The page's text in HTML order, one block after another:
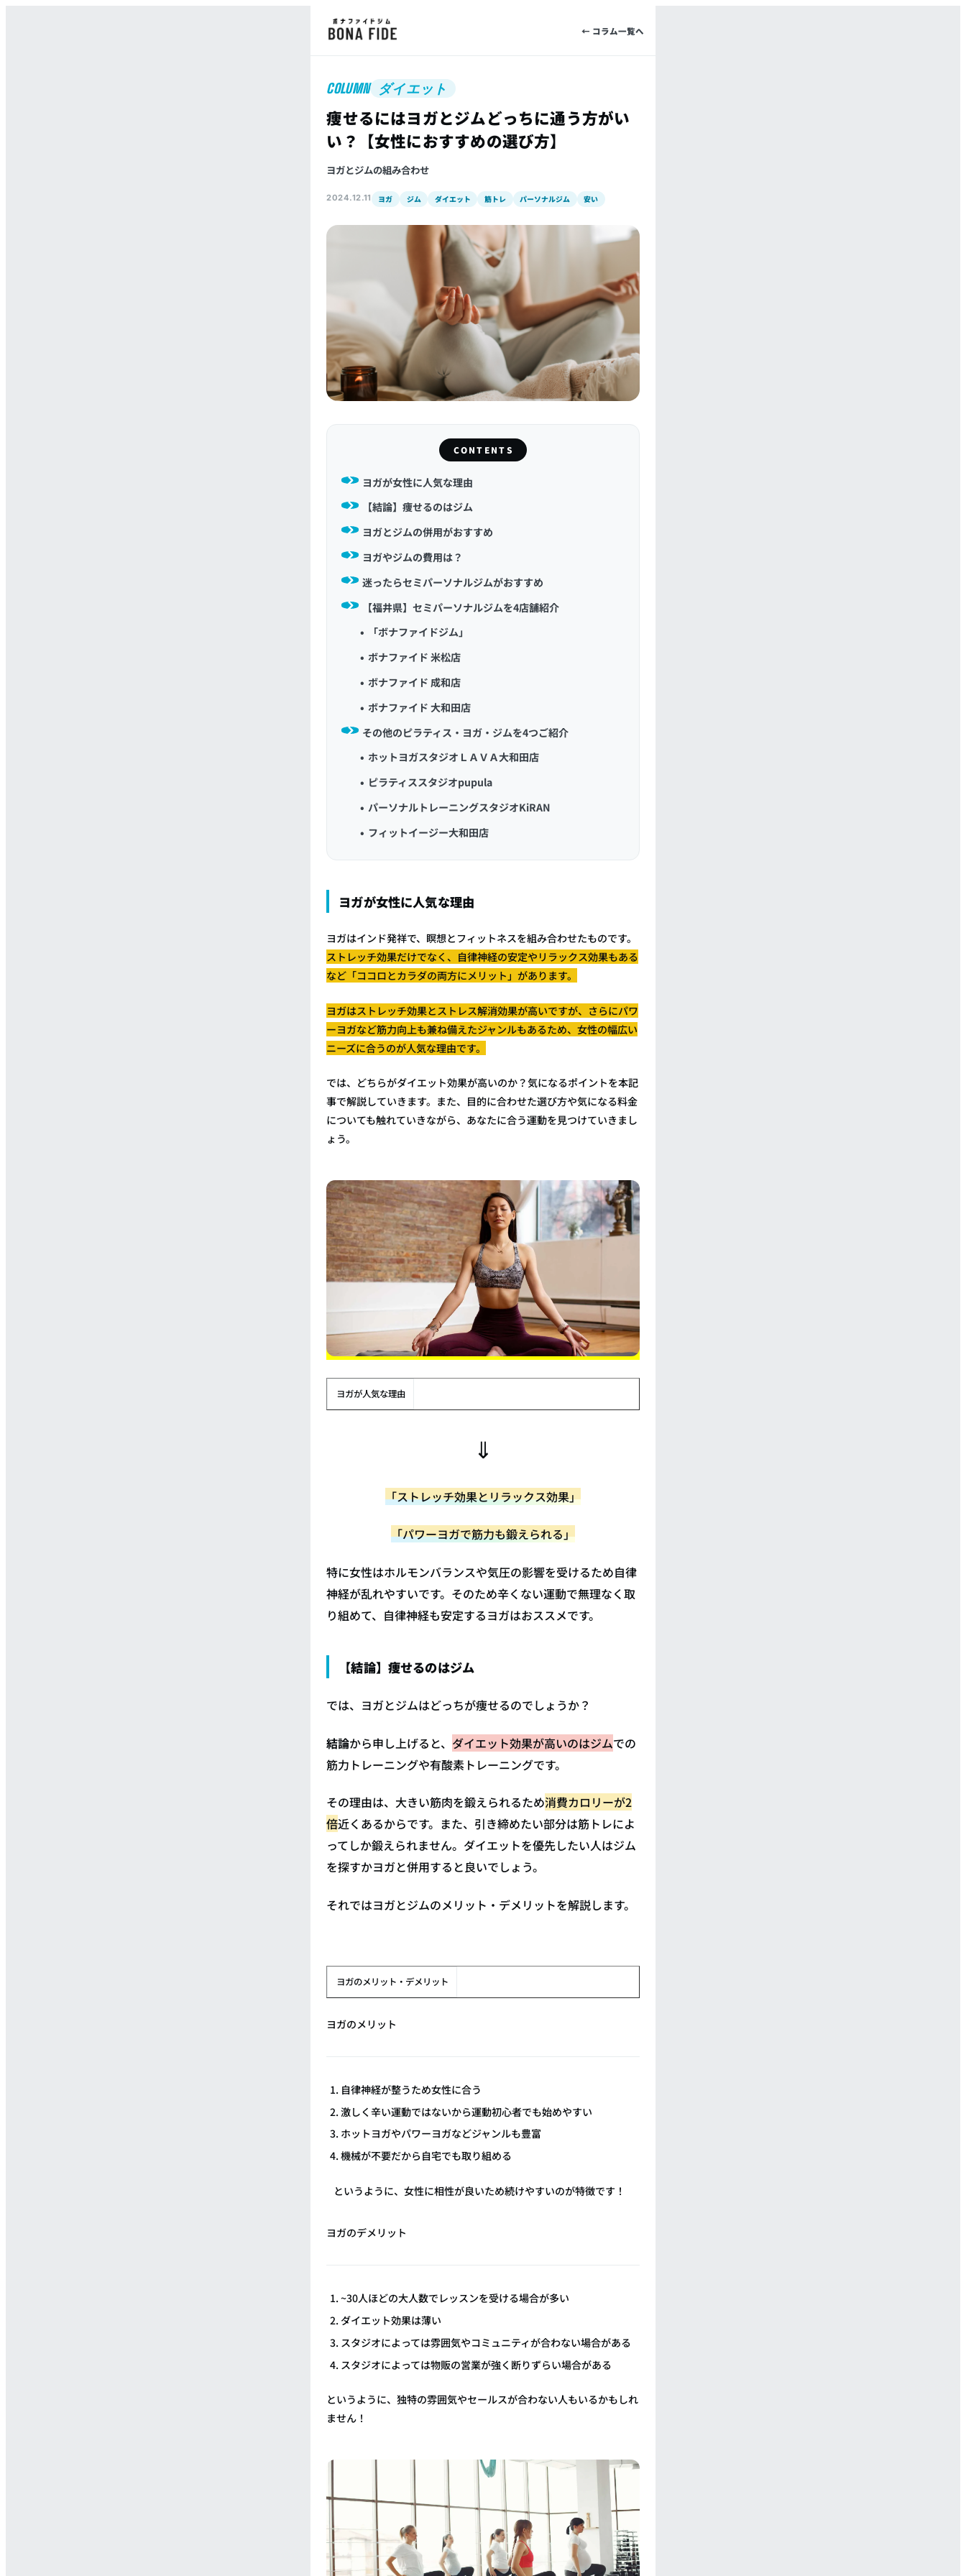
← コラム一覧へ
COLUMN ダイエット
痩せるにはヨガとジムどっちに通う方がい
い？【女性におすすめの選び方】
ヨガとジムの組み合わせ
2024.12.11 ヨガ ジム ダイエット 筋トレ パーソナルジム 安い
CONTENTS
ヨガが女性に人気な理由
【結論】痩せるのはジム
ヨガとジムの併用がおすすめ
ヨガやジムの費用は？
迷ったらセミパーソナルジムがおすすめ
【福井県】セミパーソナルジムを4店舗紹介
「ボナファイドジム」
ボナファイド 米松店
ボナファイド 成和店
ボナファイド 大和田店
その他のピラティス・ヨガ・ジムを4つご紹介
ホットヨガスタジオＬＡＶＡ大和田店
ピラティススタジオpupula
パーソナルトレーニングスタジオKiRAN
フィットイージー大和田店
ヨガが女性に人気な理由
ヨガはインド発祥で、瞑想とフィットネスを組み合わせたものです。
ストレッチ効果だけでなく、自律神経の安定やリラックス効果もある
など「ココロとカラダの両方にメリット」があります。
ヨガはストレッチ効果とストレス解消効果が高いですが、さらにパワ
ーヨガなど筋力向上も兼ね備えたジャンルもあるため、女性の幅広い
ニーズに合うのが人気な理由です。
では、どちらがダイエット効果が高いのか？気になるポイントを本記
事で解説していきます。また、目的に合わせた選び方や気になる料金
についても触れていきながら、あなたに合う運動を見つけていきまし
ょう。
ヨガが人気な理由
⇓
「ストレッチ効果とリラックス効果」
「パワーヨガで筋力も鍛えられる」
特に女性はホルモンバランスや気圧の影響を受けるため自律
神経が乱れやすいです。そのため辛くない運動で無理なく取
り組めて、自律神経も安定するヨガはおススメです。
【結論】痩せるのはジム
では、ヨガとジムはどっちが痩せるのでしょうか？
結論から申し上げると、 ダイエット効果が高いのはジムでの
筋力トレーニングや有酸素トレーニングです。
その理由は、大きい筋肉を鍛えられるため消費カロリーが2
倍近くあるからです。また、引き締めたい部分は筋トレによ
ってしか鍛えられません。ダイエットを優先したい人はジム
を探すかヨガと併用すると良いでしょう。
それではヨガとジムのメリット・デメリットを解説します。
ヨガのメリット・デメリット
ヨガのメリット
自律神経が整うため女性に合う
激しく辛い運動ではないから運動初心者でも始めやすい
ホットヨガやパワーヨガなどジャンルも豊富
機械が不要だから自宅でも取り組める
というように、女性に相性が良いため続けやすいのが特徴です！
ヨガのデメリット
~30人ほどの大人数でレッスンを受ける場合が多い
ダイエット効果は薄い
スタジオによっては雰囲気やコミュニティが合わない場合がある
スタジオによっては物販の営業が強く断りずらい場合がある
というように、独特の雰囲気やセールスが合わない人もいるかもしれ
ません！